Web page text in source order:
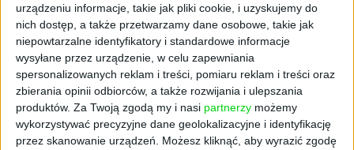
urządzeniu informacje, takie jak pliki cookie, i uzyskujemy do
nich dostęp, a także przetwarzamy dane osobowe, takie jak
niepowtarzalne identyfikatory i standardowe informacje
wysyłane przez urządzenie, w celu zapewniania
spersonalizowanych reklam i treści, pomiaru reklam i treści oraz
zbierania opinii odbiorców, a także rozwijania i ulepszania
produktów. Za Twoją zgodą my i nasi partnerzy możemy
wykorzystywać precyzyjne dane geolokalizacyjne i identyfikację
przez skanowanie urządzeń. Możesz kliknąć, aby wyrazić zgodę
rozwiązania „plug-and-play” dla regionów o
trudnym dostępie do energii, gdzie
zapotrzebowanie na energię jest duże, a
budowa klasycznych turbin nieopłacalna lub
wręcz niemożliwa. Takim właśnie miejscem
jest zlokalizowany w północnym Omanie
Musandam. Region cechuje się dużym
zapotrzebowaniem na zieloną energię,